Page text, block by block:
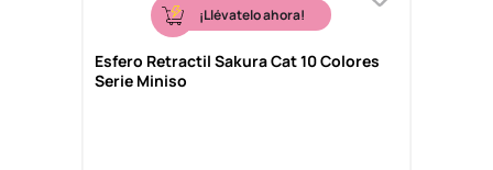
¡Llévatelo ahora!
Esfero Retractil Sakura Cat 10 Colores
Serie Miniso